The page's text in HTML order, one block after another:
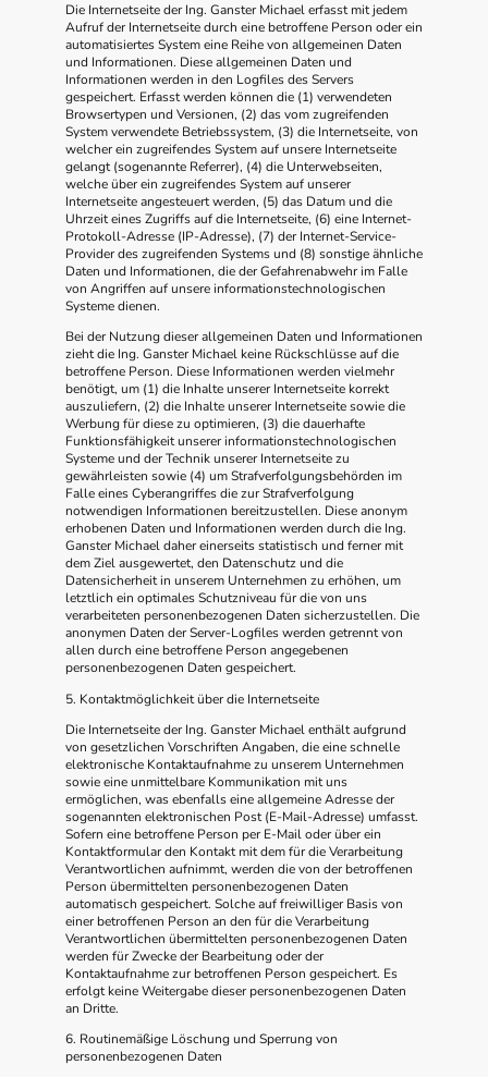
Die Internetseite der Ing. Ganster Michael erfasst mit jedem
Aufruf der Internetseite durch eine betroffene Person oder ein
automatisiertes System eine Reihe von allgemeinen Daten
und Informationen. Diese allgemeinen Daten und
Informationen werden in den Logfiles des Servers
gespeichert. Erfasst werden können die (1) verwendeten
Browsertypen und Versionen, (2) das vom zugreifenden
System verwendete Betriebssystem, (3) die Internetseite, von
welcher ein zugreifendes System auf unsere Internetseite
gelangt (sogenannte Referrer), (4) die Unterwebseiten,
welche über ein zugreifendes System auf unserer
Internetseite angesteuert werden, (5) das Datum und die
Uhrzeit eines Zugriffs auf die Internetseite, (6) eine Internet-
Protokoll-Adresse (IP-Adresse), (7) der Internet-Service-
Provider des zugreifenden Systems und (8) sonstige ähnliche
Daten und Informationen, die der Gefahrenabwehr im Falle
von Angriffen auf unsere informationstechnologischen
Systeme dienen.
Bei der Nutzung dieser allgemeinen Daten und Informationen
zieht die Ing. Ganster Michael keine Rückschlüsse auf die
betroffene Person. Diese Informationen werden vielmehr
benötigt, um (1) die Inhalte unserer Internetseite korrekt
auszuliefern, (2) die Inhalte unserer Internetseite sowie die
Werbung für diese zu optimieren, (3) die dauerhafte
Funktionsfähigkeit unserer informationstechnologischen
Systeme und der Technik unserer Internetseite zu
gewährleisten sowie (4) um Strafverfolgungsbehörden im
Falle eines Cyberangriffes die zur Strafverfolgung
notwendigen Informationen bereitzustellen. Diese anonym
erhobenen Daten und Informationen werden durch die Ing.
Ganster Michael daher einerseits statistisch und ferner mit
dem Ziel ausgewertet, den Datenschutz und die
Datensicherheit in unserem Unternehmen zu erhöhen, um
letztlich ein optimales Schutzniveau für die von uns
verarbeiteten personenbezogenen Daten sicherzustellen. Die
anonymen Daten der Server-Logfiles werden getrennt von
allen durch eine betroffene Person angegebenen
personenbezogenen Daten gespeichert.
5. Kontaktmöglichkeit über die Internetseite
Die Internetseite der Ing. Ganster Michael enthält aufgrund
von gesetzlichen Vorschriften Angaben, die eine schnelle
elektronische Kontaktaufnahme zu unserem Unternehmen
sowie eine unmittelbare Kommunikation mit uns
ermöglichen, was ebenfalls eine allgemeine Adresse der
sogenannten elektronischen Post (E-Mail-Adresse) umfasst.
Sofern eine betroffene Person per E-Mail oder über ein
Kontaktformular den Kontakt mit dem für die Verarbeitung
Verantwortlichen aufnimmt, werden die von der betroffenen
Person übermittelten personenbezogenen Daten
automatisch gespeichert. Solche auf freiwilliger Basis von
einer betroffenen Person an den für die Verarbeitung
Verantwortlichen übermittelten personenbezogenen Daten
werden für Zwecke der Bearbeitung oder der
Kontaktaufnahme zur betroffenen Person gespeichert. Es
erfolgt keine Weitergabe dieser personenbezogenen Daten
an Dritte.
6. Routinemäßige Löschung und Sperrung von
personenbezogenen Daten